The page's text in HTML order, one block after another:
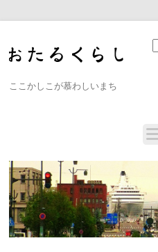
ここかしこが慕わしいまち